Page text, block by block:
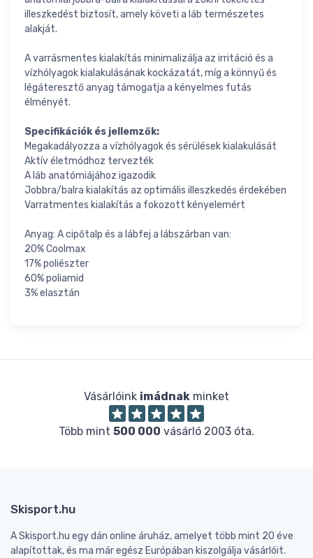
illeszkedést biztosít, amely követi a láb természetes
alakját.
A varrásmentes kialakítás minimalizálja az irritáció és a
vízhólyagok kialakulásának kockázatát, míg a könnyű és
légáteresztő anyag támogatja a kényelmes futás
élményét.
Specifikációk és jellemzők:
Megakadályozza a vízhólyagok és sérülések kialakulását
Aktív életmódhoz tervezték
A láb anatómiájához igazodik
Jobbra/balra kialakítás az optimális illeszkedés érdekében
Varratmentes kialakítás a fokozott kényelemért
Anyag: A cipőtalp és a lábfej a lábszárban van:
20% Coolmax
17% poliészter
60% poliamid
3% elasztán
Vásárlóink imádnak minket
Több mint 500 000 vásárló 2003 óta.
Skisport.hu
A Skisport.hu egy dán online áruház, amelyet több mint 20 éve
alapítottak, és ma már egész Európában kiszolgálja vásárlóit.